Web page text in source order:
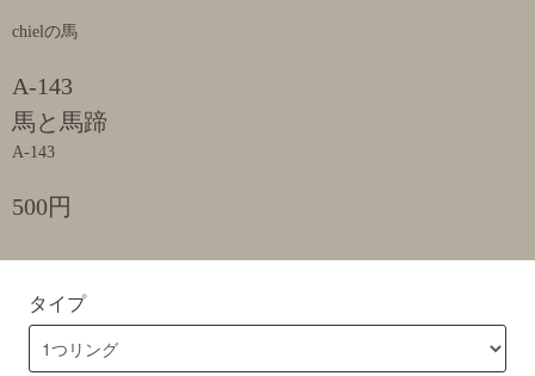
chielの馬
A-143
馬と馬蹄
A-143
500円
タイプ